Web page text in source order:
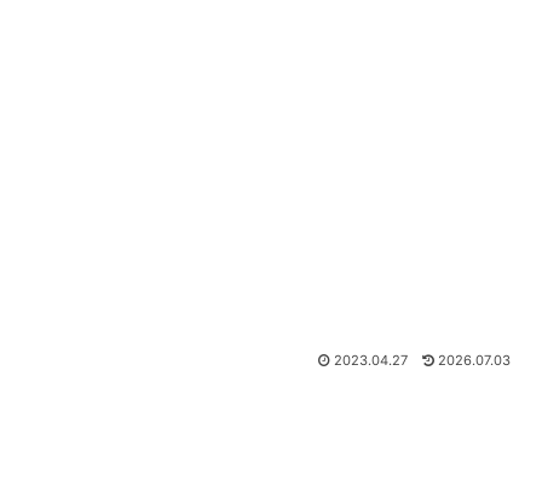
2023.04.27 2026.07.03